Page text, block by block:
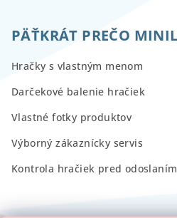
PÄŤKRÁT PREČO
Hračky s vlastným menom
Darčekové balenie hračiek
Vlastné fotky produktov
Výborný zákaznícky servis
Kontrola hračiek pred odoslaním